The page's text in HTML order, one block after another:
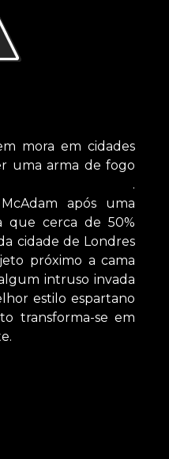
mora em cidades
uma arma de fogo
.
após uma
que cerca de 50%
cidade de Londres
próximo a cama
intruso invada
estilo espartano
transforma-se em